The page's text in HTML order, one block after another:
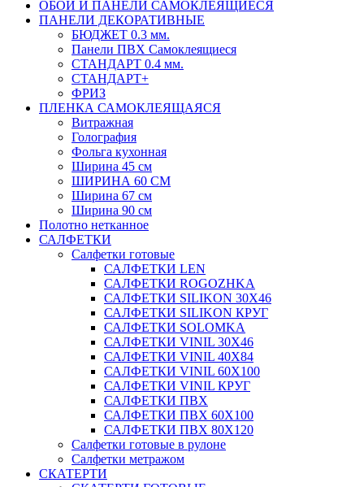
ОБОИ И ПАНЕЛИ САМОКЛЕЯЩИЕСЯ
ПАНЕЛИ ДЕКОРАТИВНЫЕ
БЮДЖЕТ 0.3 мм.
Панели ПВХ Самоклеящиеся
СТАНДАРТ 0.4 мм.
СТАНДАРТ+
ФРИЗ
ПЛЕНКА САМОКЛЕЯЩАЯСЯ
Витражная
Голография
Фольга кухонная
Ширина 45 см
ШИРИНА 60 СМ
Ширина 67 см
Ширина 90 см
Полотно нетканное
САЛФЕТКИ
Салфетки готовые
САЛФЕТКИ LEN
САЛФЕТКИ ROGOZHKA
САЛФЕТКИ SILIKON 30Х46
САЛФЕТКИ SILIKON КРУГ
САЛФЕТКИ SOLOMKA
САЛФЕТКИ VINIL 30Х46
САЛФЕТКИ VINIL 40Х84
САЛФЕТКИ VINIL 60Х100
САЛФЕТКИ VINIL КРУГ
САЛФЕТКИ ПВХ
САЛФЕТКИ ПВХ 60Х100
САЛФЕТКИ ПВХ 80Х120
Салфетки готовые в рулоне
Салфетки метражом
СКАТЕРТИ